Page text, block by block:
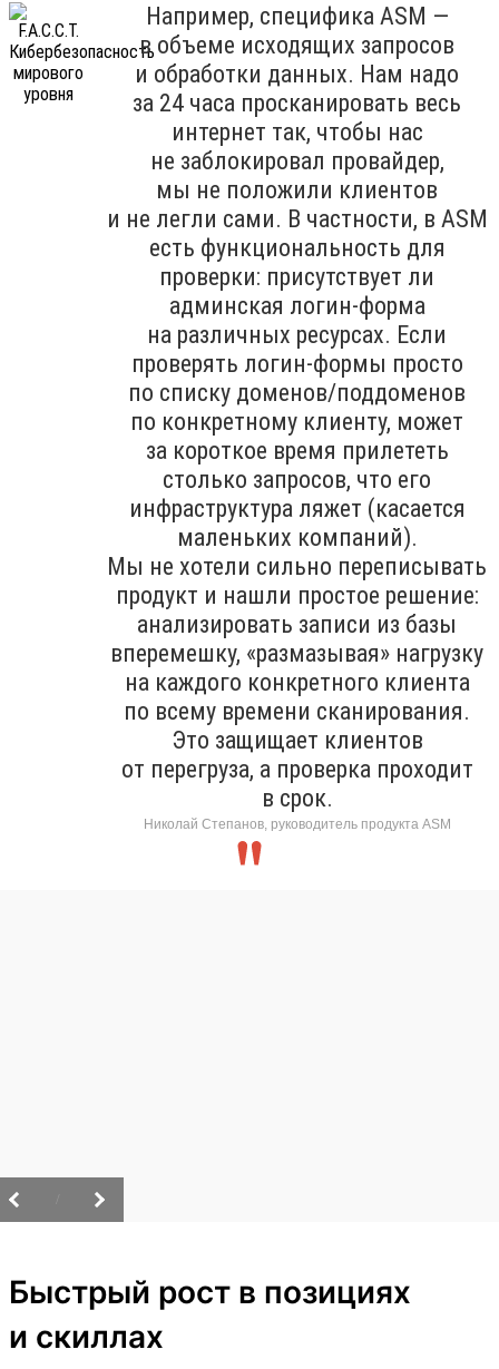
Например, специфика ASM —
в объеме исходящих запросов
и обработки данных. Нам надо
за 24 часа просканировать весь
интернет так, чтобы нас
не заблокировал провайдер,
мы не положили клиентов
и не легли сами. В частности, в ASM
есть функциональность для
проверки: присутствует ли
админская логин-форма
на различных ресурсах. Если
проверять логин-формы просто
по списку доменов/поддоменов
по конкретному клиенту, может
за короткое время прилететь
столько запросов, что его
инфраструктура ляжет (касается
маленьких компаний).
Мы не хотели сильно переписывать
продукт и нашли простое решение:
анализировать записи из базы
вперемешку, «размазывая» нагрузку
на каждого конкретного клиента
по всему времени сканирования.
Это защищает клиентов
от перегруза, а проверка проходит
в срок.
Николай Степанов, руководитель продукта ASM
Быстрый рост в позициях
и скиллах